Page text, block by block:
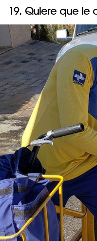
19. Quiere que le